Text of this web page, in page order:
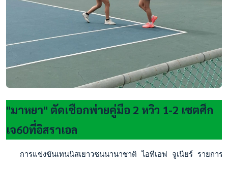
"มาหยา" ตัดเชือกพ่ายคู่มือ 2 หวิว 1-2 เซตศึก
เจ60ที่อิสราเอล
การแข่งขันเทนนิสเยาวชนนานาชาติ ไอทีเอฟ จูเนียร์ รายกา